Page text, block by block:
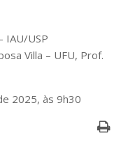
IAU/USP
Villa – UFU, Prof.
2025, às 9h30